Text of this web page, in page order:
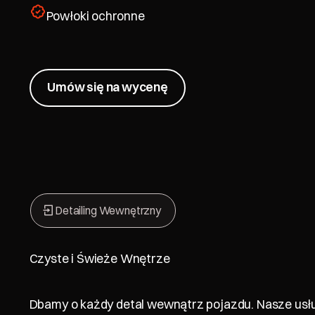
Powłoki ochronne
Umów się na wycenę
Umów się na wycenę
Detailing Wewnętrzny
Czyste i Świeże Wnętrze
Dbamy o każdy detal wewnątrz pojazdu. Nasze